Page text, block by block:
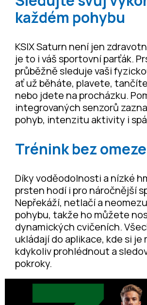
každém pohybu
KSIX Saturn není jen
je to i váš sportovní parťák.
průběžně sleduje vaši
ať už běháte, plavete,
nebo jdete na procházku.
integrovaných senzorů
pohyb, intenzitu aktivity i
Trénink bez
Díky voděodolnosti a nízké
prsten hodí i pro náročnější
Nepřekáží, netlačí a
pohybu, takže ho můžete
dynamických cvičeních.
ukládají do aplikace, kde si je
kdykoliv prohlédnout a
pokroky.